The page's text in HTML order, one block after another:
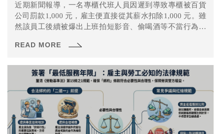
近期新聞報導，一名專櫃代班人員因遲到導致專櫃被百貨
公司罰款1,000 元，雇主便直接從其薪水扣除1,000 元。雖
然該員工後續被爆出上班拍短影音、偷喝酒等不當行為，
READ MORE